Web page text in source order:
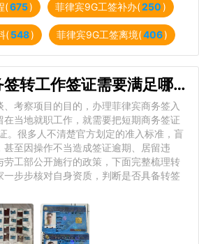
(675) 菲律宾9G工签补办(250)
(548) 菲律宾9G工签离境(406)
菲律宾境内商务签转工作签证需要满足哪些要求？如何自我判定
考察项目的目的，办理菲律宾商务签入
当地就职工作，就需要把短期商务签证
。很多人不清楚官方划定的准入标准，盲
甚至因操作不当造成签证逾期、居留违
工部公开施行的政策，下面完整梳理转
步步核对自身资质，判断是否具备转签